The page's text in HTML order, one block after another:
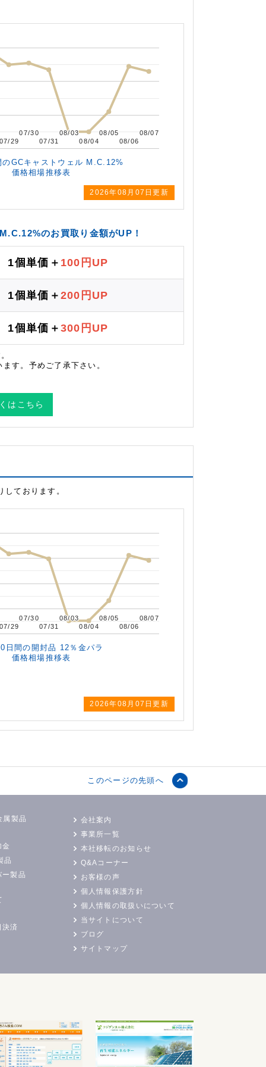
2026年08月07日更新
07/29
07/29
07/30
07/30
07/31
07/31
08/03
08/03
08/04
08/04
08/05
08/05
08/06
08/06
08/07
08/07
のGCキャストウェル M.C.12%
価格相場推移表
のお買取り金額がUP！
1個単価＋ 100円UP
1個単価＋ 200円UP
1個単価＋ 300円UP
す。予めご了承下さい。
はこちら
ております。
2026年08月07日更新
07/29
07/29
07/30
07/30
07/31
07/31
08/03
08/03
08/04
08/04
08/05
08/05
08/06
08/06
08/07
08/07
日間の開封品 12％金パラ
価格相場推移表
このページの先頭へ
属製品
金
品
ー製品
済
会社案内
事業所一覧
本社移転のお知らせ
Q&Aコーナー
お客様の声
個人情報保護方針
個人情報の取扱いについて
当サイトについて
ブログ
サイトマップ